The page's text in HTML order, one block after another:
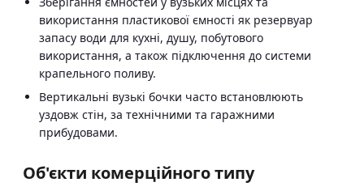
використання пластикової ємності як резервуар
запасу води для кухні, душу, побутового
використання, а також підключення до системи
крапельного поливу.
Вертикальні вузькі бочки часто встановлюють
уздовж стін, за технічними та гаражними
прибудовами.
Об'єкти комерційного типу